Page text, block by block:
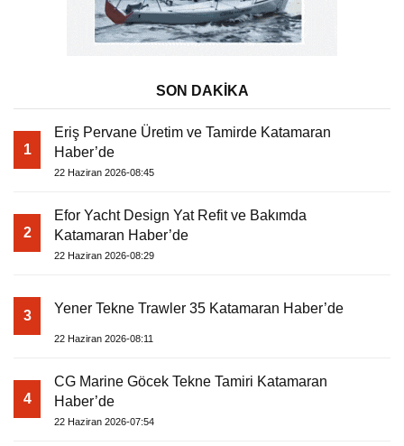
SON DAKİKA
1
Eriş Pervane Üretim ve Tamirde Katamaran
Haber’de
22 Haziran 2026-08:45
2
Efor Yacht Design Yat Refit ve Bakımda
Katamaran Haber’de
22 Haziran 2026-08:29
3 Yener Tekne Trawler 35 Katamaran Haber’de
22 Haziran 2026-08:11
4
CG Marine Göcek Tekne Tamiri Katamaran
Haber’de
22 Haziran 2026-07:54